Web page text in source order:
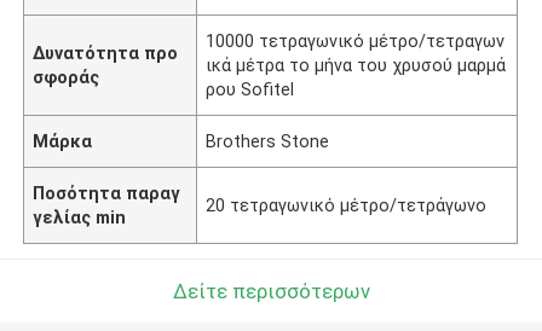
Δυνατότητα προ
σφοράς
10000 τετραγωνικό μέτρο/τετραγων
ικά μέτρα το μήνα του χρυσού μαρμά
ρου Sofitel
Μάρκα Brothers Stone
Ποσότητα παραγ
γελίας min
20 τετραγωνικό μέτρο/τετράγωνο
Δείτε περισσότερων